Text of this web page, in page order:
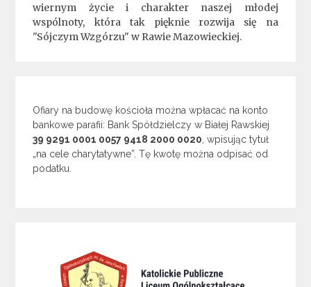
wiernym życie i charakter naszej młodej
wspólnoty, która tak pięknie rozwija się na
"Sójczym Wzgórzu" w Rawie Mazowieckiej.
Ofiary na budowę kościoła można wpłacać na konto
bankowe parafii: Bank Spółdzielczy w Białej Rawskiej
39 9291 0001 0057 9418 2000 0020 , wpisując tytuł
„na cele charytatywne”. Tę kwotę można odpisać od
podatku.